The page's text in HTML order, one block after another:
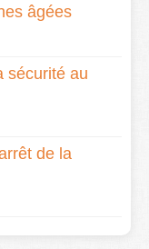
âgées
sécurité au
de la